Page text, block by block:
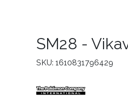
SM28 -
SKU: 1610831796429